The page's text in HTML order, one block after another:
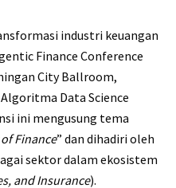
industri keuangan
Finance Conference
City Ballroom,
Data Science
ini mengusung tema
Finance” dan dihadiri oleh
sektor dalam ekosistem
and Insurance).